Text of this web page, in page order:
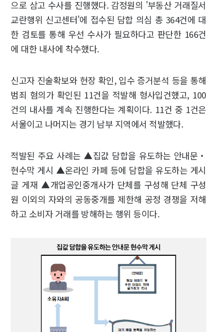
으로 삼고 수사를 진행했다. 감정원의 '부동산 거래질서
교란행위 신고센터'에 접수된 담합 의심 총 364건에 대
한 검토를 통해 우선 수사가 필요하다고 판단한 166건
에 대한 내사에 착수했다.
신고자 진술확보와 현장 확인, 입수 증거분석 등을 통해
범죄 혐의가 확인된 11건을 적발해 형사입건했고, 100
건의 내사를 계속 진행한다는 계획이다. 11건 중 1건은
서울이고 나머지는 경기 남부 지역에서 적발했다.
적발된 주요 사례는 ▲집값 담합을 유도하는 안내문‧
현수막 게시 ▲온라인 카페 등에 담합을 유도하는 게시
글 게재 ▲개업공인중개사가 단체를 구성해 단체 구성
원 이외의 자와의 공동중개를 제한해 공정 경쟁을 저해
하고 소비자 거래를 방해하는 행위 등이다.